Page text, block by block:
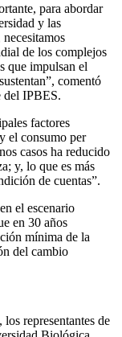
para abordar
y las
de los complejos
que impulsan el
comentó
del IPBES.
factores
el consumo per
casos ha reducido
y, lo que es más
de cuentas”.
el escenario
en 30 años
mínima de la
del cambio
representantes de